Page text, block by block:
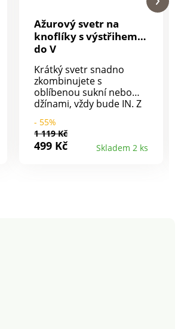
Ažurový svetr na
knoflíky s výstřihem
do V
Krátký svetr snadno
zkombinujete s
oblíbenou sukní nebo
džínami, vždy bude IN. Z
žerzeje. Výstřih do V.
Vpředu na knoflíky v
perleťovém vzhledu tón
- 55%
1 119 Kč
499 Kč Skladem 2 ks